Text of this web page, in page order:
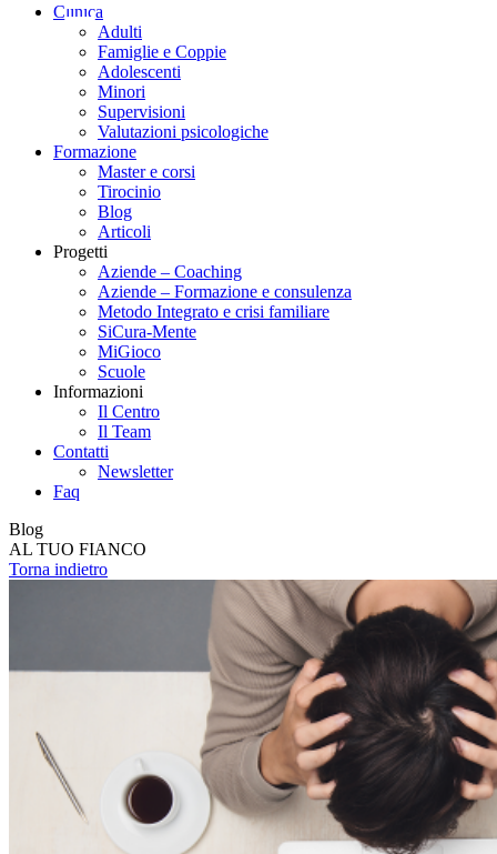
Clinica
Adulti
Famiglie e Coppie
Adolescenti
Minori
Supervisioni
Valutazioni psicologiche
Formazione
Master e corsi
Tirocinio
Blog
Articoli
Progetti
Aziende – Coaching
Aziende – Formazione e consulenza
Metodo Integrato e crisi familiare
SiCura-Mente
MiGioco
Scuole
Informazioni
Il Centro
Il Team
Contatti
Newsletter
Faq
Blog
AL TUO FIANCO
Torna indietro